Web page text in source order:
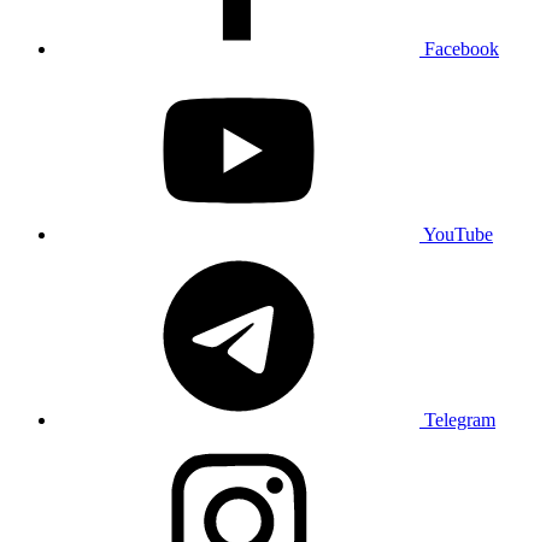
Facebook
YouTube
Telegram